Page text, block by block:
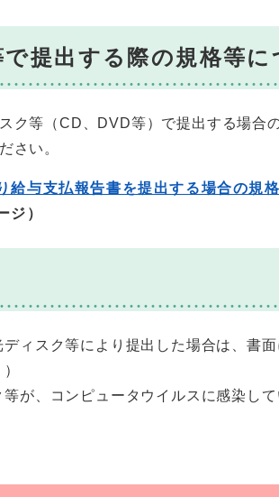
提出する際の規格等に
ク等（CD、DVD等）で提出する場合
さい。
給与支払報告書を提出する場合の規
ジ）
ィスク等により提出した場合は、書
が、コンピュータウイルスに感染し